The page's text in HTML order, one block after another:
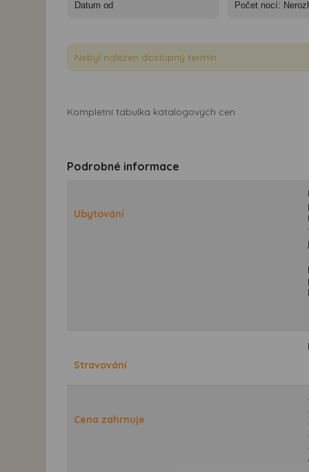
Nebyl nalezen dostupný termín.
Kompletní tabulka katalogových cen
Podrobné informace
Ubytování
Stravování
Cena zahrnuje